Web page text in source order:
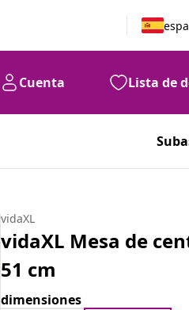
Cuenta Lista de
vidaXL
vidaXL Mesa de
51 cm
dimensiones